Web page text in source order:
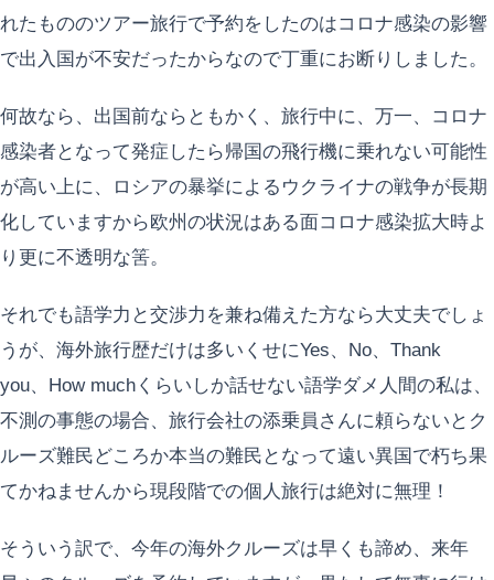
れたもののツアー旅行で予約をしたのはコロナ感染の影響
で出入国が不安だったからなので丁重にお断りしました。
何故なら、出国前ならともかく、旅行中に、万一、コロナ
感染者となって発症したら帰国の飛行機に乗れない可能性
が高い上に、ロシアの暴挙によるウクライナの戦争が長期
化していますから欧州の状況はある面コロナ感染拡大時よ
り更に不透明な筈。
それでも語学力と交渉力を兼ね備えた方なら大丈夫でしょ
うが、海外旅行歴だけは多いくせにYes、No、Thank
you、How muchくらいしか話せない語学ダメ人間の私は、
不測の事態の場合、旅行会社の添乗員さんに頼らないとク
ルーズ難民どころか本当の難民となって遠い異国で朽ち果
てかねませんから現段階での個人旅行は絶対に無理！
そういう訳で、今年の海外クルーズは早くも諦め、来年